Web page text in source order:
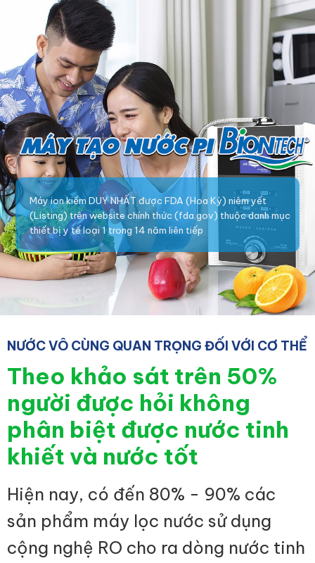
Máy ion kiềm DUY NHẤT được FDA (Hoa Kỳ) niêm yết
(Listing) trên website chính thức (fda.gov) thuộc danh mục
thiết bị y tế loại 1 trong 14 năm liên tiếp
NƯỚC VÔ CÙNG QUAN TRỌNG ĐỐI VỚI CƠ THỂ
Theo khảo sát trên 50%
người được hỏi không
phân biệt được nước tinh
khiết và nước tốt
Hiện nay, có đến 80% - 90% các
sản phẩm máy lọc nước sử dụng
cộng nghệ RO cho ra dòng nước tinh